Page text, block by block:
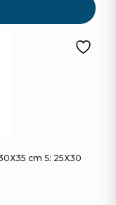
cm S: 25X30